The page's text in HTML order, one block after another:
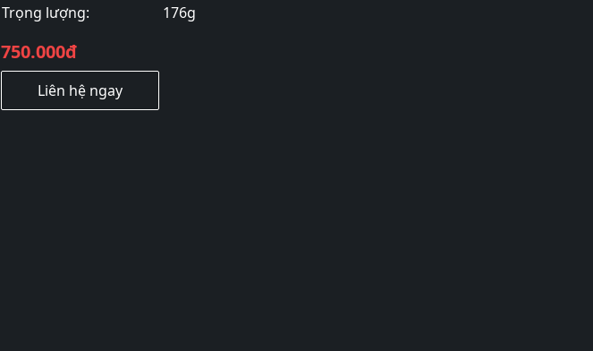
Trọng lượng:
176g
750.000đ
Liên hệ ngay